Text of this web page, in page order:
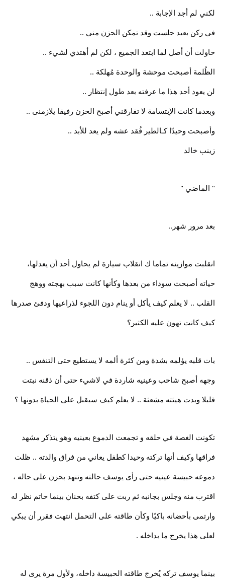
لكني لم أجد الإجابة ..
في ركن بعيد جلست وقد تمكن الحزن مني ..
حاولت أن أصل لما ابتعد الجميع ، لكن لم أهتدي لشيء ..
الظُلمة أصبحت موحشة والوحدة مُهلكة ..
لن يعود أحد هذا ما عرفته بعد طول إنتظار ..
وبعدما كانت الإبتسامة لا تفارقني أصبح الحزن رفيقا يلازمنى ..
وأصبحت وحيدًا كـالطير فُقد عشه ولم يعد للأبد ..
زينب خالد
" الماضي "
بعد مرور شهر..
انقلبت موازينه تماما ك انقلاب سيارة لم يحاول أحد أن يعدلها،
حياته أصبحت سوداء من بعدها وكأنها كانت سبب بهجته ووهج
القلب .. لا يعلم كيف يأكل أو ينام دون اللجوء لذراعيها ودفئ صدرها
كيف كانت تهون عليه الكثير؟
بات قلبه يؤلمه بشدة ومن كثرة ألمه لا يستطيع حتى التنفس ..
وجهه أصبح شاحب وعينيه شاردة في لاشيء حتى أن ذقنه نبتت
قليلا وبدت هيئته مشعثة .. لا يعلم كيف سيقبل على الحياة بدونها ؟
تكونت الغصة في حلقه و تجمعت الدموع بعينيه وهو يتذكر مشهد
فراقها وكيف أنها تركته وحيدا كطفل يعاني من فراق والدته .. ظلت
دموعه حبيسة عينيه حتى رأى يوسف حالته وتنهد بحزن على حاله ،
اقترب منه وجلس بجانبه ثم ربت على كتفه بحنان بينما حاتم نظر له
وارتمى بأحضانه باكيًا وكأن طاقته على التحمل انتهت فقرر أن يبكي
لعلى هذا يخرج ما بداخله .
بينما يوسف تركه يُخرج طاقته الحبيسة داخله، ولأول مرة يرى له